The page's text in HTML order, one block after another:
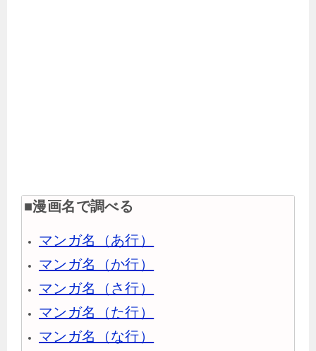
■漫画名で調べる
マンガ名（あ行）
マンガ名（か行）
マンガ名（さ行）
マンガ名（た行）
マンガ名（な行）